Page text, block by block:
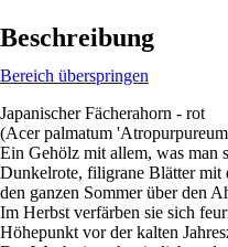
Beschreibung
Bereich überspringen
Japanischer Fächerahorn - rot
(Acer palmatum
Ein Gehölz mit allem, was man
Dunkelrote, filigrane Blätter mit
den ganzen Sommer über den
Im Herbst verfärben sie sich
Höhepunkt vor der kalten